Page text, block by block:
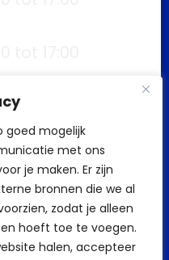
goed mogelijk
met ons
je maken. Er zijn
bronnen die we al
zodat je alleen
hoeft toe te voegen.
halen, accepteer
tot 17:00
tot 17:00
op